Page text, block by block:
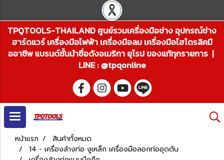
TPQTOOLS-THAILAND ศูนย์รวมเครื่องมือช่าง อุปกรณ์ช่าง
ฮาร์ดแวร์ เครื่องมือไฟฟ้า เครื่องมือลม เครื่องมือไฮโดรลิคมื
ออาชีพ แบรนด์ชั้นนำชื่อดังอเมริกา ยุโรป ของแท้ทุกรายการ |
LINE : @tpqonline
หน้าแรก
สินค้าทั้งหมด
14 - เครื่องล้างท่อ งูเหล็ก เครื่องมือลอกท่ออุดตัน